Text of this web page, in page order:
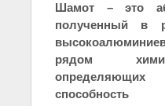
Шамот – это
полученный в
рядом